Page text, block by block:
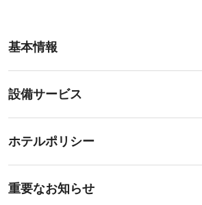
基本情報
メ
ィ
ラ
や
か
ら
設備サービス
設
ー
ホテルポリシー
ェ
ッ
ク
イ
重要なお知らせ
要